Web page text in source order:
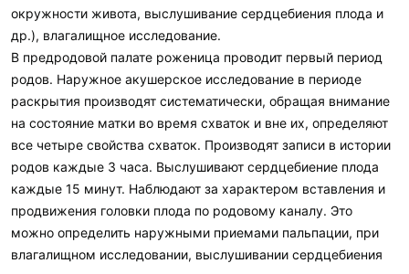
окружности живота, выслушивание сердцебиения плода и
др.), влагалищное исследование.
В предродовой палате роженица проводит первый период
родов. Наружное акушерское исследование в периоде
раскрытия производят систематически, обращая внимание
на состояние матки во время схваток и вне их, определяют
все четыре свойства схваток. Производят записи в истории
родов каждые 3 часа. Выслушивают сердцебиение плода
каждые 15 минут. Наблюдают за характером вставления и
продвижения головки плода по родовому каналу. Это
можно определить наружными приемами пальпации, при
влагалищном исследовании, выслушивании сердцебиения